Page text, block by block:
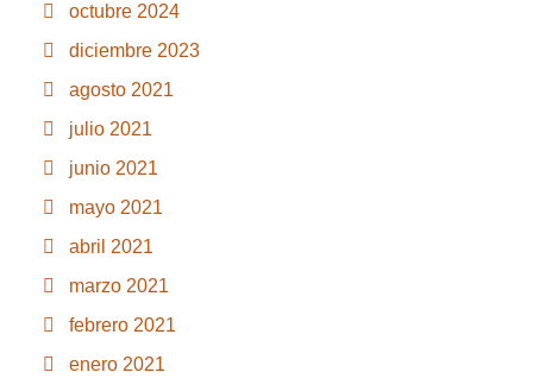
octubre 2024
diciembre 2023
agosto 2021
julio 2021
junio 2021
mayo 2021
abril 2021
marzo 2021
febrero 2021
enero 2021